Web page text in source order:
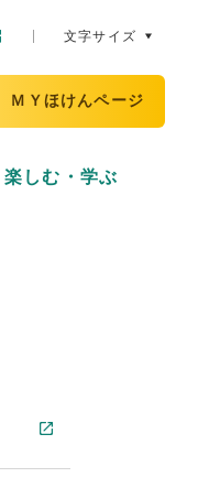
文字サイズ
ＭＹほけんページ
楽しむ・学ぶ